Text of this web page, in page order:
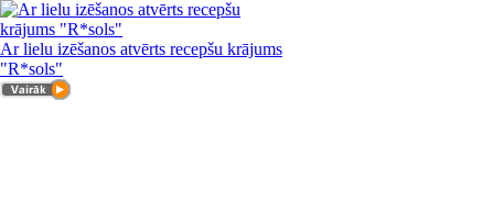
Ar lielu izēšanos atvērts recepšu krājums
"R*sols"